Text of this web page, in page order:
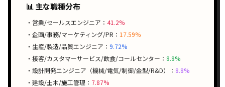
📊 主な職種分布
・営業/セールスエンジニア： 41.2%
・企画/事務/マーケティング/PR： 17.59%
・生産/製造/品質エンジニア： 9.72%
・接客/カスタマーサービス/飲食/コールセンター： 8.8%
・設計開発エンジニア（機械/電気/制御/金型/R&D）： 8.8%
・建設/土木/施工管理： 7.87%